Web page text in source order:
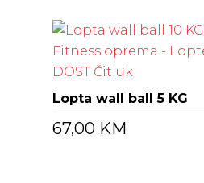
Lopta wall ball 5 KG
67,00 KM